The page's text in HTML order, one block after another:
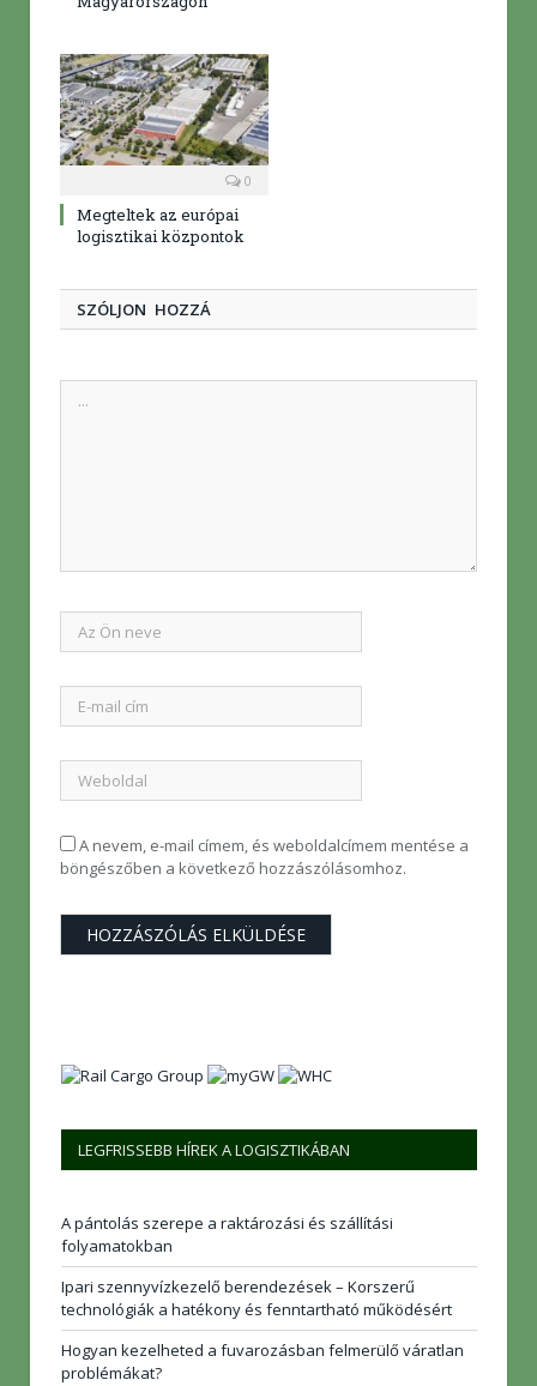
0
Megteltek az európai
logisztikai központok
SZÓLJON HOZZÁ
A nevem, e-mail címem, és weboldalcímem mentése a
böngészőben a következő hozzászólásomhoz.
LEGFRISSEBB HÍREK A LOGISZTIKÁBAN
A pántolás szerepe a raktározási és szállítási
folyamatokban
Ipari szennyvízkezelő berendezések – Korszerű
technológiák a hatékony és fenntartható működésért
Hogyan kezelheted a fuvarozásban felmerülő váratlan
problémákat?